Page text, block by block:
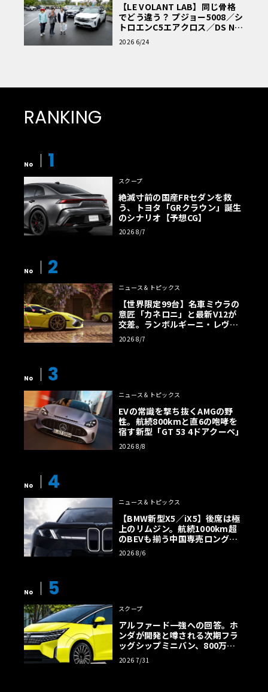
【LE VOLANT LAB】同じ骨格
でどう違う？ プジョー5008／シ
トロエンC5エアクロス／DS Nº4
読者一気乗りレポート
2026 6/24
RANKING
No 1
スクープ
絶滅寸前の国産FRセダンを救
う、トヨタ「GRクラウン」誕生
のシナリオ【予想CG】
2026 8/7
No 2
ニュース＆トピックス
【世界限定99台】名車ミウラの
意匠「カネロニ」と最新V12が
交差。ランボルギーニ・レヴエ
ルトに60周年記念車が登場
2026 8/7
No 3
ニュース＆トピックス
EVの常識を撃ち抜くAMGの野
性。航続800kmと直6の咆哮を
宿す新型「GT 53 4ドアクーペ」
2026 8/8
No 4
ニュース＆トピックス
【BMW新型X5／iX5】後席は極
上のリムジン。航続1000km超
のBEVも揃う中国専売ロング仕
様の全貌
2026 8/6
No 5
スクープ
アルファード一強への回答。ホ
ンダが開発と噂される次期フラ
ッグシップミニバン、800万円
超の勝算【予想CG】
2026 7/31